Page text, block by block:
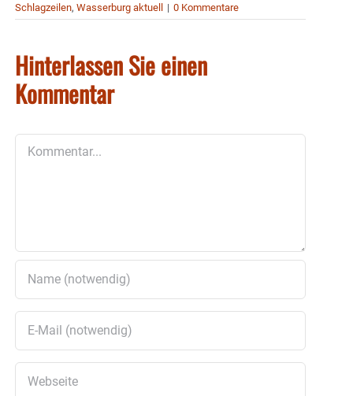
Schlagzeilen, Wasserburg aktuell | 0 Kommentare
Hinterlassen Sie einen
Kommentar